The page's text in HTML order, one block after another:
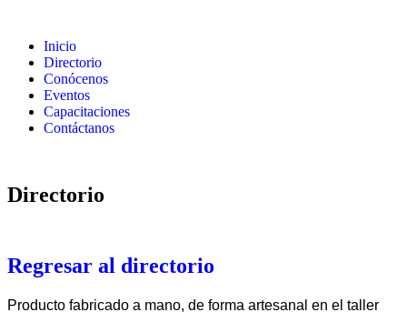
Inicio
Directorio
Conócenos
Eventos
Capacitaciones
Contáctanos
Directorio
Regresar al directorio
Producto fabricado a mano, de forma artesanal en el taller